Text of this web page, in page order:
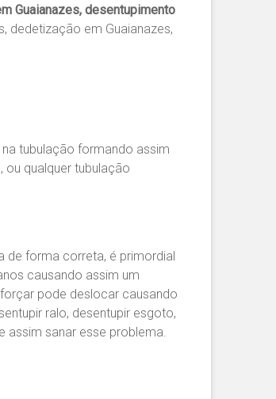
Guaianazes, desentupimento
dedetização em Guaianazes,
tubulação formando assim
qualquer tubulação
de forma correta, é primordial
causando assim um
pode deslocar causando
ralo, desentupir esgoto,
assim sanar esse problema.